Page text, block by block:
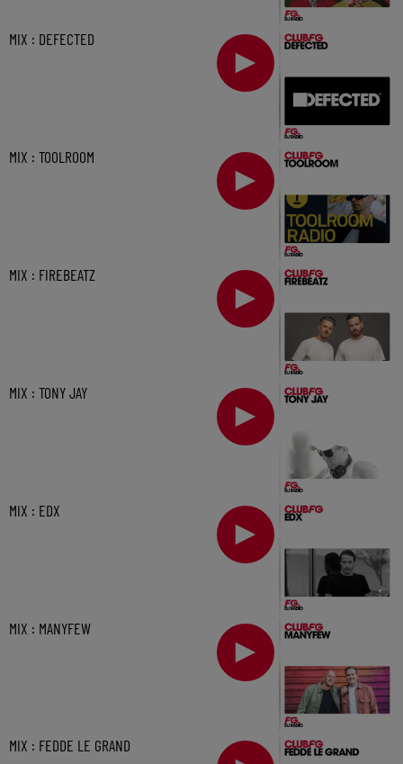
MIX : DEFECTED
MIX : TOOLROOM
MIX : FIREBEATZ
MIX : TONY JAY
MIX : EDX
MIX : MANYFEW
MIX : FEDDE LE GRAND